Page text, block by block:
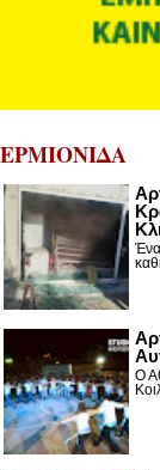
ΕΡΜΙΟΝΙΔΑ
Ένα
Ο